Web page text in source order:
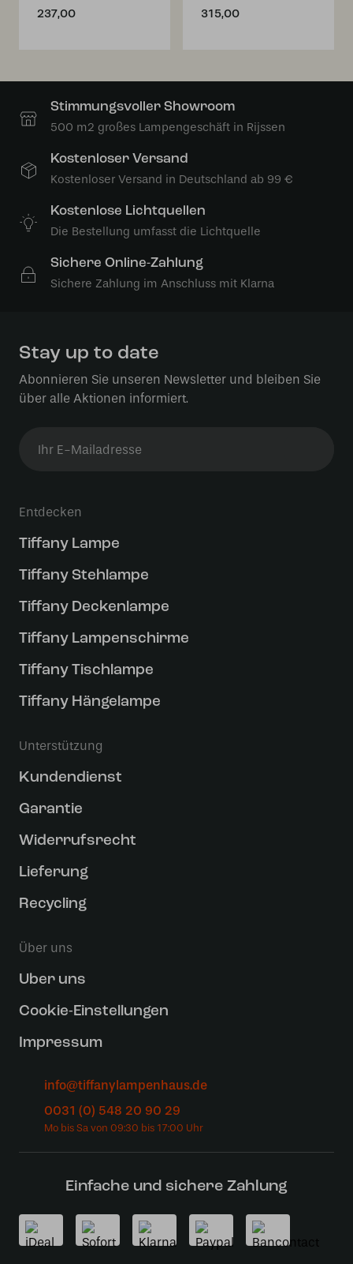
237,00 315,00
Stimmungsvoller Showroom
500 m2 großes Lampengeschäft in Rijssen
Kostenloser Versand
Kostenloser Versand in Deutschland ab 99 €
Kostenlose Lichtquellen
Die Bestellung umfasst die Lichtquelle
Sichere Online-Zahlung
Sichere Zahlung im Anschluss mit Klarna
Stay up to date
Abonnieren Sie unseren Newsletter und bleiben Sie
über alle Aktionen informiert.
Entdecken
Tiffany Lampe
Tiffany Stehlampe
Tiffany Deckenlampe
Tiffany Lampenschirme
Tiffany Tischlampe
Tiffany Hängelampe
Unterstützung
Kundendienst
Garantie
Widerrufsrecht
Lieferung
Recycling
Über uns
Uber uns
Cookie-Einstellungen
Impressum
info@tiffanylampenhaus.de
0031 (0) 548 20 90 29
Einfache und sichere Zahlung